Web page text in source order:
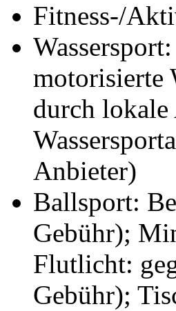
Fitness-/
motorisierte
durch lokale
Anbieter)
Ballsport:
Gebühr);
Flutlicht:
Gebühr);